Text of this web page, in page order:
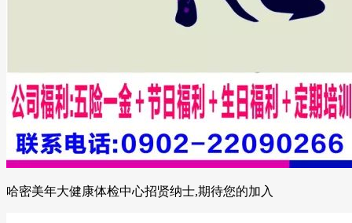
哈密美年大健康体检中心招贤纳士,期待您的加入